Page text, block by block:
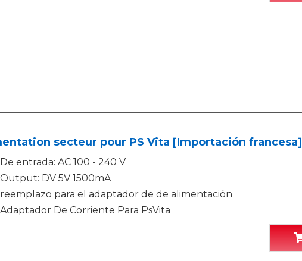
secteur pour PS Vita [Importación francesa]
De entrada: AC 100 - 240 V
Output: DV 5V 1500mA
reemplazo para el adaptador de de alimentación
Adaptador De Corriente Para PsVita